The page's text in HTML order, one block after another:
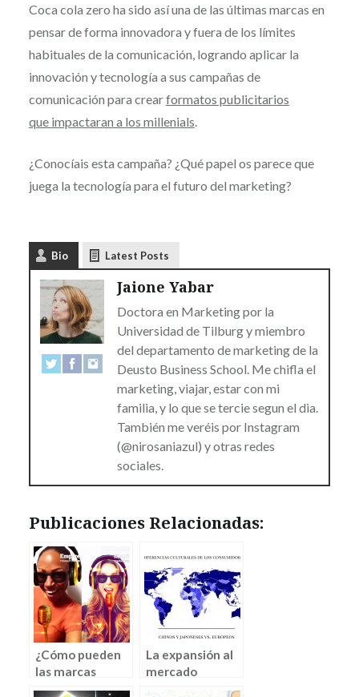
Coca cola zero ha sido así una de las últimas marcas en
pensar de forma innovadora y fuera de los límites
habituales de la comunicación, logrando aplicar la
innovación y tecnología a sus campañas de
comunicación para crearformatos publicitarios
que impactaran a los millenials.
¿Conocíais esta campaña? ¿Qué papel os parece que
juega la tecnología para el futuro del marketing?
Bio Latest Posts
Jaione Yabar
Doctora en Marketing por la
Universidad de Tilburg y miembro
del departamento de marketing de la
Deusto Business School. Me chifla el
marketing, viajar, estar con mi
familia, y lo que se tercie segun el dia.
También me veréis por Instagram
(@nirosaniazul) y otras redes
sociales.
Publicaciones Relacionadas:
¿Cómo pueden
las marcas
utilizar
La expansión al
mercado
asiático: